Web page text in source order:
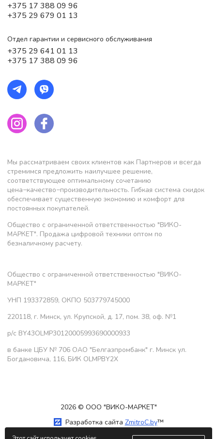
+375 17 388 09 96
+375 29 679 01 13
Отдел гарантии и сервисного обслуживания
+375 29 641 01 13
+375 17 388 09 96
Мы рассматриваем своих клиентов как Партнеров и всегда
стремимся предложить наилучшее решение,
соответствующее оптимальному сочетанию
цена−качество−производительность. Гибкая система скидок
обеспечивает существенную экономию и комфорт для
постоянных покупателей.
Общество с ограниченной ответственностью "ВИКО-
МАРКЕТ". Продажа цифровой техники оптом по
безналичному расчету.
Общество с ограниченной ответственностью "ВИКО-
МАРКЕТ"
УНП 193372859, ОКПО 503779745000
220118, г. Минск, ул. Крупской, д. 17, пом. 38, оф. №1
р/с BY43OLMP30120005993690000933
в банке ЦБУ № 706 ОАО "Белгазпромбанк" г. Минск ул.
Богдановича, 116, БИК OLMPBY2X
2026 © ООО "ВИКО-МАРКЕТ"
Разработка сайта ZmitroC.by™